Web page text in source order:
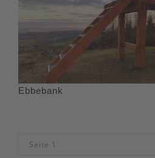
Ebbebank